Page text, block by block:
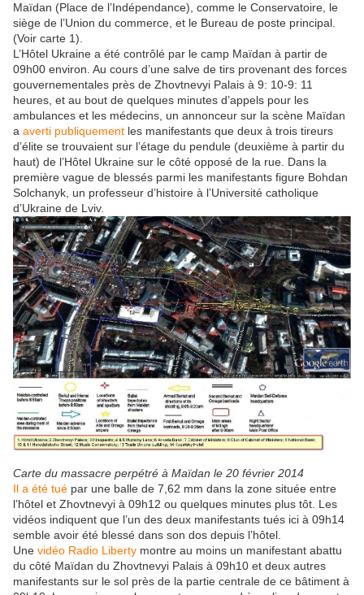
Maïdan (Place de l’Indépendance), comme le Conservatoire, le
siège de l’Union du commerce, et le Bureau de poste principal.
(Voir carte 1).
L’Hôtel Ukraine a été contrôlé par le camp Maïdan à partir de
09h00 environ. Au cours d’une salve de tirs provenant des forces
gouvernementales près de Zhovtnevyi Palais à 9: 10-9: 11
heures, et au bout de quelques minutes d’appels pour les
ambulances et les médecins, un annonceur sur la scène Maïdan
a averti publiquement les manifestants que deux à trois tireurs
d’élite se trouvaient sur l’étage du pendule (deuxième à partir du
haut) de l’Hôtel Ukraine sur le côté opposé de la rue. Dans la
première vague de blessés parmi les manifestants figure Bohdan
Solchanyk, un professeur d’histoire à l’Université catholique
d’Ukraine de Lviv.
Carte du massacre perpétré à Maïdan le 20 février 2014
Il a été tué par une balle de 7,62 mm dans la zone située entre
l’hôtel et Zhovtnevyi à 09h12 ou quelques minutes plus tôt. Les
vidéos indiquent que l’un des deux manifestants tués ici à 09h14
semble avoir été blessé dans son dos depuis l’hôtel.
Une vidéo Radio Liberty montre au moins un manifestant abattu
du côté Maïdan du Zhovtnevyi Palais à 09h10 et deux autres
manifestants sur le sol près de la partie centrale de ce bâtiment à